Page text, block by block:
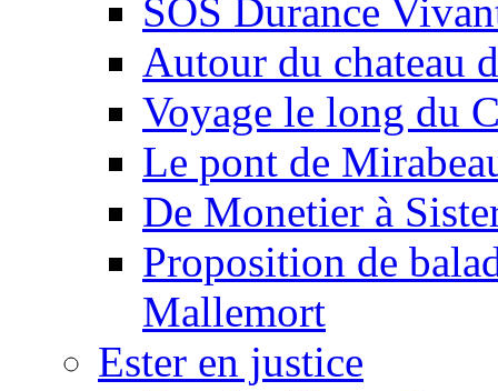
SOS Durance
Autour du chateau
Voyage le long du
Le pont de
De Monetier à
Proposition de
Mallemort
Ester en justice